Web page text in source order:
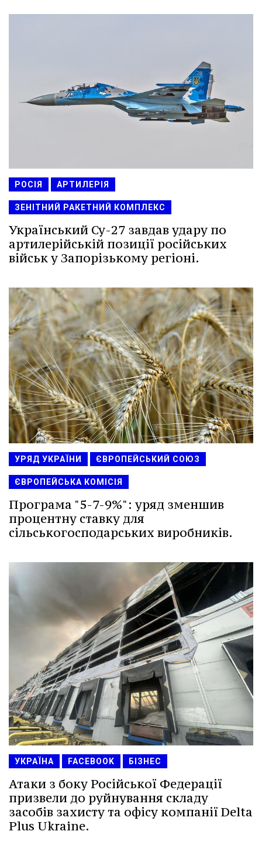
РОСІЯ АРТИЛЕРІЯ
ЗЕНІТНИЙ РАКЕТНИЙ КОМПЛЕКС
Український Су-27 завдав удару по
артилерійській позиції російських
військ у Запорізькому регіоні.
УРЯД УКРАЇНИ ЄВРОПЕЙСЬКИЙ СОЮЗ
ЄВРОПЕЙСЬКА КОМІСІЯ
Програма "5-7-9%": уряд зменшив
процентну ставку для
сільськогосподарських виробників.
УКРАЇНА FACEBOOK БІЗНЕС
Атаки з боку Російської Федерації
призвели до руйнування складу
засобів захисту та офісу компанії Delta
Plus Ukraine.